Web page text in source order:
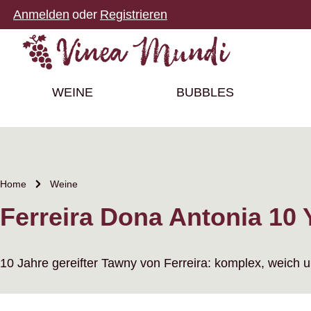
Hauptinhalt springen
Zur Suche springen
Zur Hauptnavigation springen
Anmelden oder Registrieren
WEINE BUBBLES
Home Weine
Ferreira Dona Antonia 10
10 Jahre gereifter Tawny von Ferreira: komplex, weich